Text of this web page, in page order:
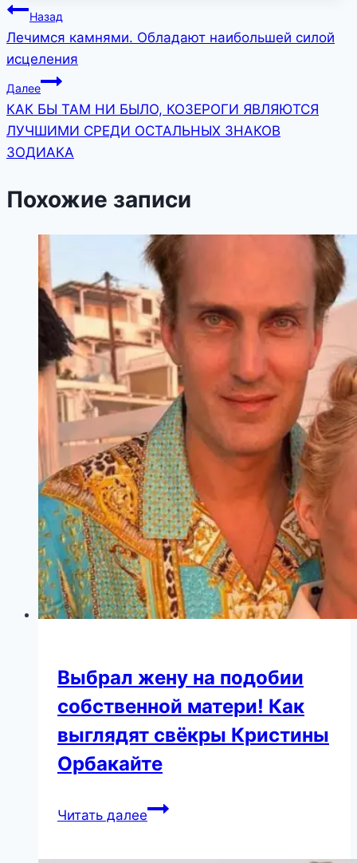
Навигация
по
записям
Назад
Лечимся камнями. Обладают наибольшей силой
исцеления
Далее
КАК БЫ ТАМ НИ БЫЛО, КОЗЕРОГИ ЯВЛЯЮТСЯ
ЛУЧШИМИ СРЕДИ ОСТАЛЬНЫХ ЗНАКОВ
ЗОДИАКА
Похожие записи
Выбрал жену на подобии
собственной матери! Как
выглядят свёкры Кристины
Орбакайте
Читать далееВыбрал